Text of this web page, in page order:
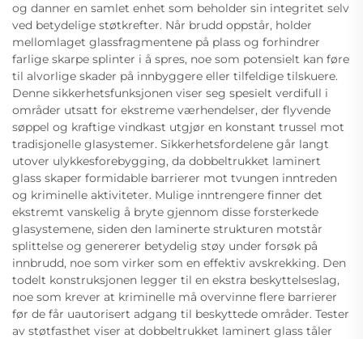
og danner en samlet enhet som beholder sin integritet selv
ved betydelige støtkrefter. Når brudd oppstår, holder
mellomlaget glassfragmentene på plass og forhindrer
farlige skarpe splinter i å spres, noe som potensielt kan føre
til alvorlige skader på innbyggere eller tilfeldige tilskuere.
Denne sikkerhetsfunksjonen viser seg spesielt verdifull i
områder utsatt for ekstreme værhendelser, der flyvende
søppel og kraftige vindkast utgjør en konstant trussel mot
tradisjonelle glasystemer. Sikkerhetsfordelene går langt
utover ulykkesforebygging, da dobbeltrukket laminert
glass skaper formidable barrierer mot tvungen inntreden
og kriminelle aktiviteter. Mulige inntrengere finner det
ekstremt vanskelig å bryte gjennom disse forsterkede
glasystemene, siden den laminerte strukturen motstår
splittelse og genererer betydelig støy under forsøk på
innbrudd, noe som virker som en effektiv avskrekking. Den
todelt konstruksjonen legger til en ekstra beskyttelseslag,
noe som krever at kriminelle må overvinne flere barrierer
før de får uautorisert adgang til beskyttede områder. Tester
av støtfasthet viser at dobbeltrukket laminert glass tåler